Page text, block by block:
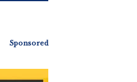
Sponsored